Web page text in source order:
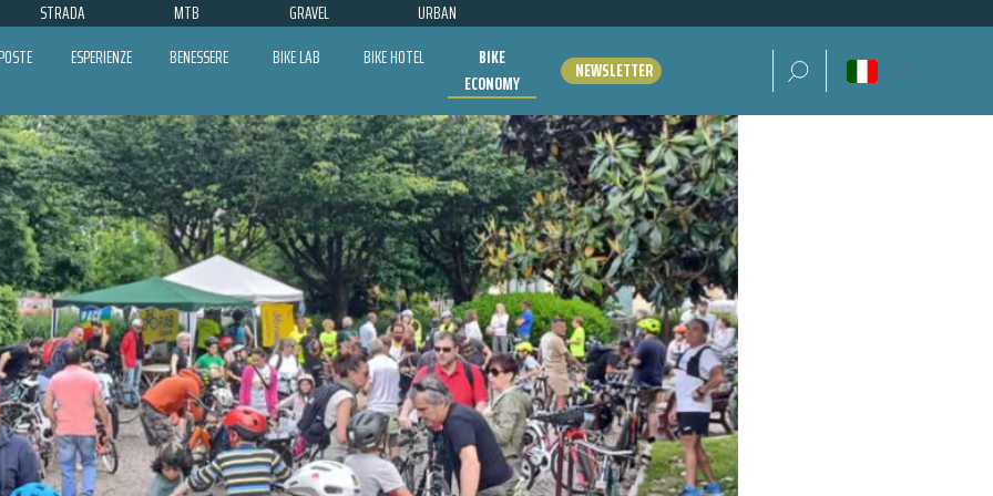
STRADA MTB GRAVEL URBAN
ESPERIENZE BENESSERE BIKE LAB BIKE HOTEL
BIKE
ECONOMY
NEWSLETTER Ricerca per: